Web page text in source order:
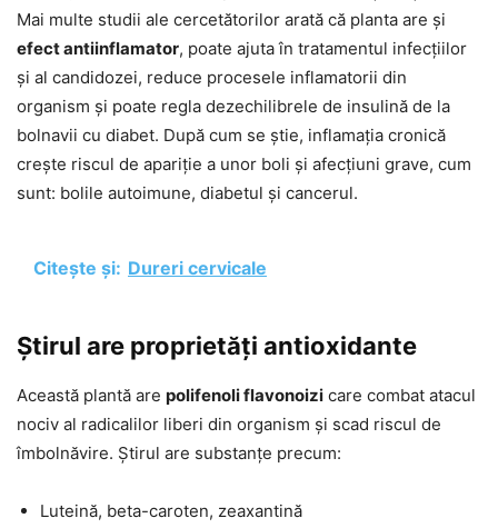
Mai multe studii ale cercetătorilor arată că planta are și
efect antiinflamator, poate ajuta în tratamentul infecțiilor
și al candidozei, reduce procesele inflamatorii din
organism și poate regla dezechilibrele de insulină de la
bolnavii cu diabet. După cum se știe, inflamația cronică
crește riscul de apariție a unor boli și afecțiuni grave, cum
sunt: bolile autoimune, diabetul și cancerul.
Citește și: Dureri cervicale
Știrul are proprietăți antioxidante
Această plantă are polifenoli flavonoizi care combat atacul
nociv al radicalilor liberi din organism și scad riscul de
îmbolnăvire. Știrul are substanțe precum:
Luteină, beta-caroten, zeaxantină